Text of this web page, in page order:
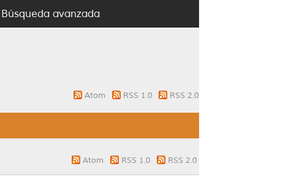
Búsqueda avanzada
Atom RSS 1.0 RSS 2.0
Atom RSS 1.0 RSS 2.0